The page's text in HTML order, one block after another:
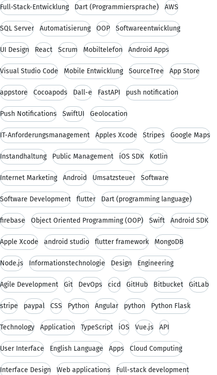
Full-Stack-Entwicklung Dart (Programmiersprache) AWS
SQL Server Automatisierung OOP Softwareentwicklung
UI Design React Scrum Mobiltelefon Android Apps
Visual Studio Code Mobile Entwicklung SourceTree App Store
appstore Cocoapods Dall-e FastAPI push notification
Push Notifications SwiftUI Geolocation
IT-Anforderungsmanagement Apples Xcode Stripes Google Maps
Instandhaltung Public Management iOS SDK Kotlin
Internet Marketing Android Umsatzsteuer Software
Software Development flutter Dart (programming language)
firebase Object Oriented Programming (OOP) Swift Android SDK
Apple Xcode android studio flutter framework MongoDB
Node.js Informationstechnologie Design Engineering
Agile Development Git DevOps cicd GitHub Bitbucket GitLab
stripe paypal CSS Python Angular python Python Flask
Technology Application TypeScript iOS Vue.js API
User Interface English Language Apps Cloud Computing
Interface Design Web applications Full-stack development